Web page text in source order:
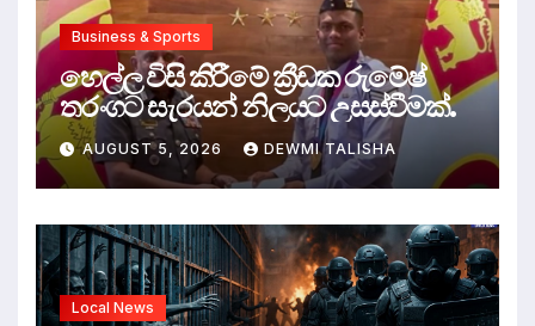
Business & Sports
හෙල්ල විසි කිරීමේ ක්‍රීඩක රුමේෂ්
තරංගට සැරයන් නිලයට උසස්වීමක්.
AUGUST 5, 2026 DEWMI TALISHA
Local News